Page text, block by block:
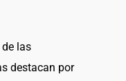
las
destacan por